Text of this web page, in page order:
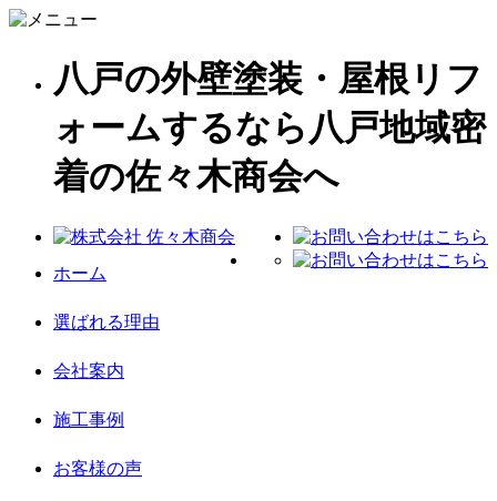
八戸の外壁塗装・屋根リフ
ォームするなら八戸地域密
着の佐々木商会へ
ホーム
選ばれる理由
会社案内
施工事例
お客様の声